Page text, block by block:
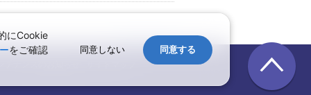
↑ページのトップへ
にCookie
をご確認 同意しない 同意する